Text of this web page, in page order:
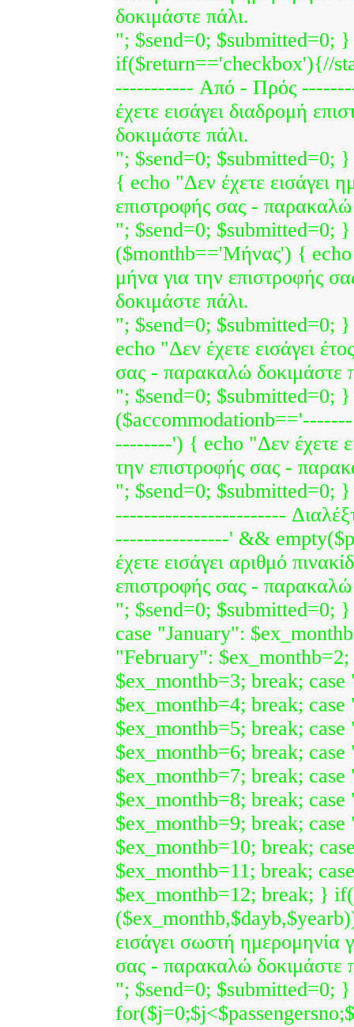
δοκιμάστε πάλι.
"; $send=0; $submitted=0; }
if($return=='checkbox'){//
----------- Από - Πρός
έχετε εισάγει διαδρομή
δοκιμάστε πάλι.
"; $send=0; $submitted=0;
{ echo "Δεν έχετε εισάγει
επιστροφής σας - παρακαλώ
"; $send=0; $submitted=0;
($monthb=='Μήνας') { echo
μήνα για την επιστροφής
δοκιμάστε πάλι.
"; $send=0; $submitted=0;
echo "Δεν έχετε εισάγει
σας - παρακαλώ δοκιμάστε
"; $send=0; $submitted=0;
($accommodationb=='-------
--------') { echo "Δεν έχετε
την επιστροφής σας -
"; $send=0; $submitted=0;
------------------------
----------------' &&
έχετε εισάγει αριθμό
επιστροφής σας - παρακαλώ
"; $send=0; $submitted=0;
case "January":
"February":
$ex_monthb=3; break;
$ex_monthb=4; break;
$ex_monthb=5; break; case
$ex_monthb=6; break;
$ex_monthb=7; break;
$ex_monthb=8; break; case
$ex_monthb=9; break;
$ex_monthb=10; break;
$ex_monthb=11; break;
$ex_monthb=12; break; }
εισάγει σωστή ημερομηνία
σας - παρακαλώ δοκιμάστε
"; $send=0; $submitted=0;